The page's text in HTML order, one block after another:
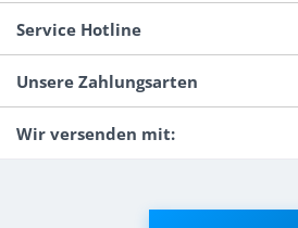
Service Hotline
Unsere Zahlungsarten
Wir versenden mit: